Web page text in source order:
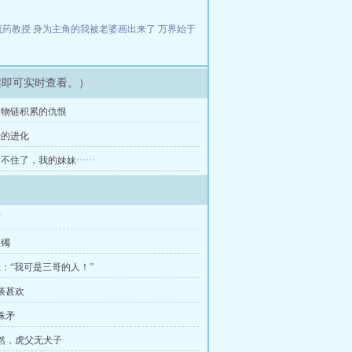
药教授 身为主角的我被老婆画出来了 万界始于
可实时查看。）
链积累的仇恨
进化
住了，我的妹妹······
“我可是三哥的人！”
甚欢
矛
，虎父无犬子